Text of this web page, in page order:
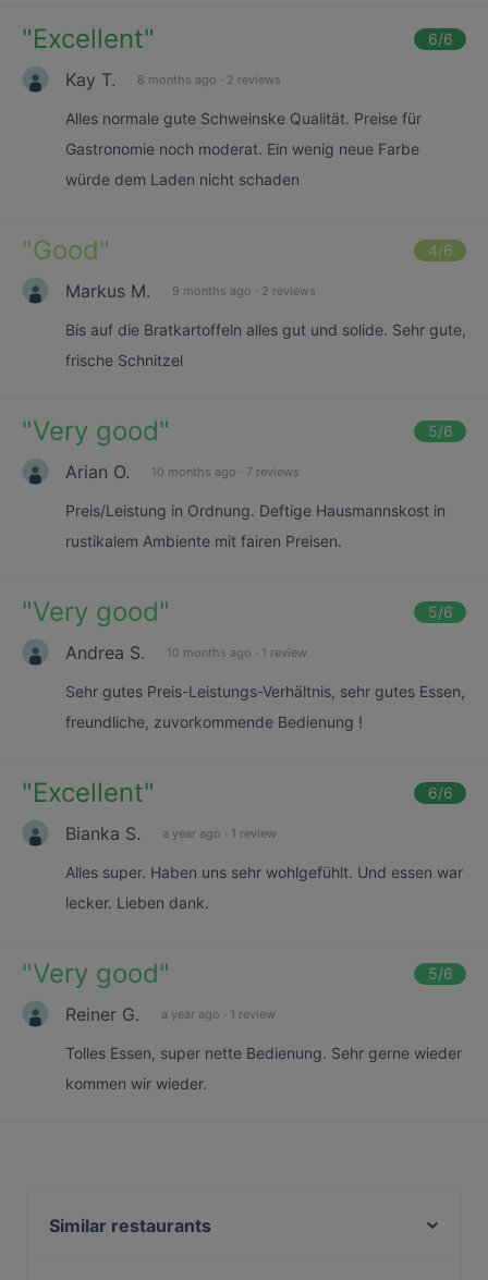
"Excellent" 6/6
Kay T. 8 months ago · 2 reviews
Alles normale gute Schweinske Qualität. Preise für
Gastronomie noch moderat. Ein wenig neue Farbe
würde dem Laden nicht schaden
"Good" 4/6
Markus M. 9 months ago · 2 reviews
Bis auf die Bratkartoffeln alles gut und solide. Sehr gute,
frische Schnitzel
"Very good" 5/6
Arian O. 10 months ago · 7 reviews
Preis/Leistung in Ordnung. Deftige Hausmannskost in
rustikalem Ambiente mit fairen Preisen.
"Very good" 5/6
Andrea S. 10 months ago · 1 review
Sehr gutes Preis-Leistungs-Verhältnis, sehr gutes Essen,
freundliche, zuvorkommende Bedienung !
"Excellent" 6/6
Bianka S. a year ago · 1 review
Alles super. Haben uns sehr wohlgefühlt. Und essen war
lecker. Lieben dank.
"Very good" 5/6
Reiner G. a year ago · 1 review
Tolles Essen, super nette Bedienung. Sehr gerne wieder
kommen wir wieder.
Similar restaurants